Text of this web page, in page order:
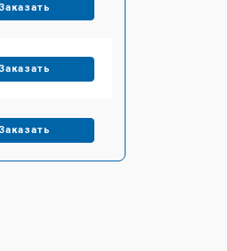
Заказать
Заказать
Заказать